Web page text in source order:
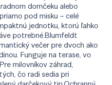
domčeku alebo
pod misku – celé
jednotku, ktorú ľahko
potrebné.Blumfeldt
večer pre dvoch ako
Funguje na terase, vo
milovníkov záhrad,
čo radi sedia pri